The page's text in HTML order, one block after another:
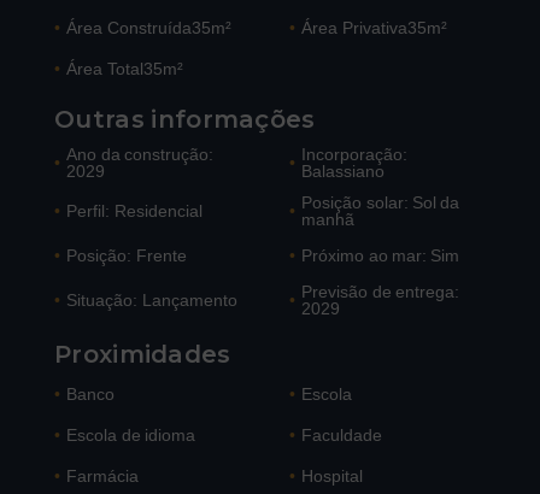
• Área Construída35m² • Área Privativa35m²
• Área Total35m²
Outras informações
• Ano da construção:
2029
• Incorporação:
Balassiano
• Perfil: Residencial • Posição solar: Sol da
manhã
• Posição: Frente • Próximo ao mar: Sim
• Situação: Lançamento • Previsão de entrega:
2029
Proximidades
• Banco • Escola
• Escola de idioma • Faculdade
• Farmácia • Hospital